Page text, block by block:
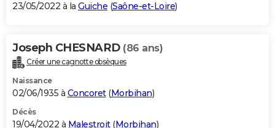
23/05/2022 à la Guiche (Saône-et-Loire)
Joseph CHESNARD (86 ans)
Créer une cagnotte obsèques
Naissance
02/06/1935 à Concoret(Morbihan)
Décès
19/04/2022 à Malestroit(Morbihan)